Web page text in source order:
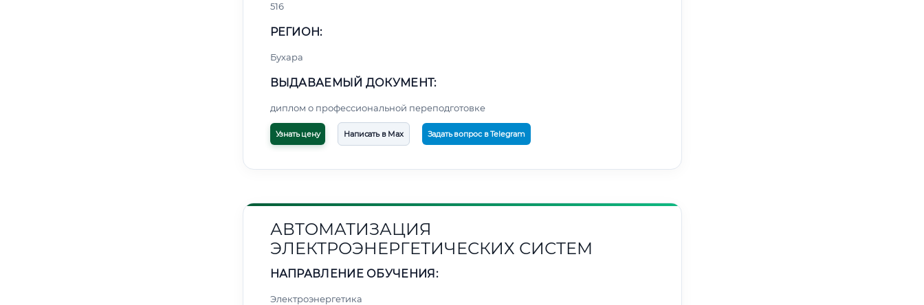
516
РЕГИОН:
Бухара
ВЫДАВАЕМЫЙ ДОКУМЕНТ:
диплом о профессиональной переподготовке
Узнать цену Написать в Max Задать вопрос в Telegram
АВТОМАТИЗАЦИЯ
ЭЛЕКТРОЭНЕРГЕТИЧЕСКИХ СИСТЕМ
НАПРАВЛЕНИЕ ОБУЧЕНИЯ:
Электроэнергетика